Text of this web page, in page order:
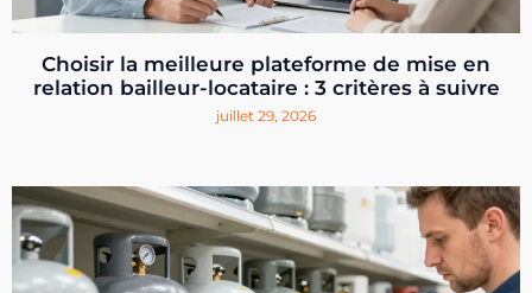
Choisir la meilleure plateforme de mise en
relation bailleur-locataire : 3 critères à suivre
juillet 29, 2026